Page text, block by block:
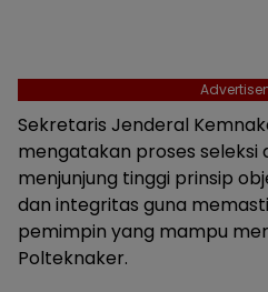
Sekretaris Jenderal
mengatakan proses seleksi
menjunjung tinggi prinsip
dan integritas guna
pemimpin yang mampu
Polteknaker.